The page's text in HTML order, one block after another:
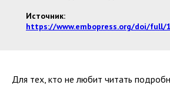
Источник:
https://www.embopress.org/doi/full/
Для тех, кто не любит читать